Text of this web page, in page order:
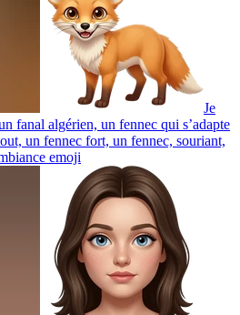
Je
fanal algérien, un fennec qui s’adapte
un fennec fort, un fennec, souriant,
emoji